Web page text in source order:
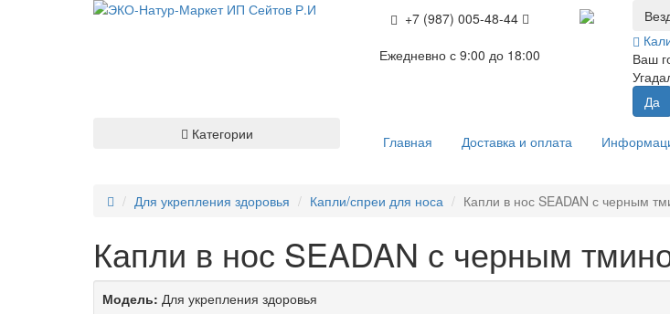
+7 (987) 005-48-44
Ежедневно с 9:00 до 18:00
Ваш
Главная Доставка и оплата
Категории
Для укрепления здоровья Капли/спреи для носа Капли в нос SEADAN с черным
Капли в нос SEADAN с черным
Модель: Для укрепления здоровья